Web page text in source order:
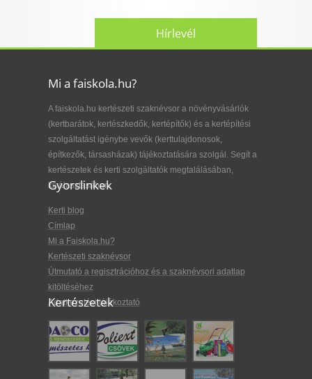
Hírlevél
Mi a faiskola.hu?
A faiskola.hu kertészeti szaknévsor a növényvásárlók
(kertbarátok, kertészkedők, kertépítők) és a kertépítési
szolgáltatást igénybe vevők (kerttulajdonosok,
építkezők, társasházak) tájékoztatására szolgál. Segít a
kertészetek és kerti szolgáltatók megtalálásában,
kiválasztásában.
Gyorslinkek
Kerti blog
Címlap
Mi a Faiskola.hu?
Kertészeti szaknévsor
Útmutató a regisztrációhoz és a szaknévsori adatlap
kitöltéséhez
Adatkezelési tájékoztató
Kertészetek